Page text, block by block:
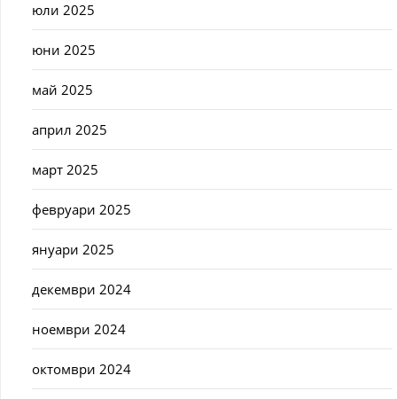
юли 2025
юни 2025
май 2025
април 2025
март 2025
февруари 2025
януари 2025
декември 2024
ноември 2024
октомври 2024